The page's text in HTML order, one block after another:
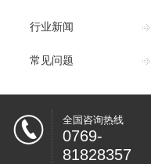
行业新闻
常见问题
全国咨询热线
0769-
81828357